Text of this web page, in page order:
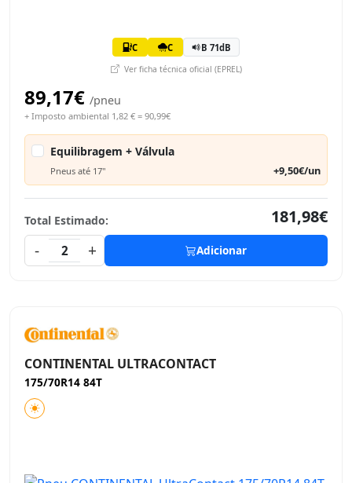
C C B 71dB
Ver ficha técnica oficial (EPREL)
89,17€ /pneu
+ Imposto ambiental 1,82 € = 90,99€
Equilibragem + Válvula
Pneus até 17" +9,50€/un
Total Estimado:
181,98€
-
2 + Adicionar
CONTINENTAL ULTRACONTACT
175/70R14 84T